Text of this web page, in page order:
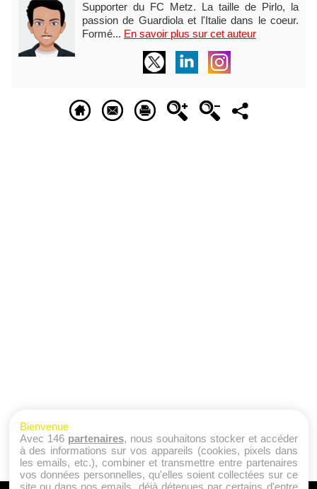
Supporter du FC Metz. La taille de Pirlo, la
passion de Guardiola et l'Italie dans le coeur.
Formé... En savoir plus sur cet auteur
Bienvenue
Avec 146 partenaires, nous souhaitons stocker et accéder
à des informations sur vos appareils (cookies, pixels dans
les emails, etc.), combiner et transmettre entre partenaires
vos données personnelles, qu'elles soient collectées sur ce
site ou dans nos emails, déjà détenues par certains d'entre